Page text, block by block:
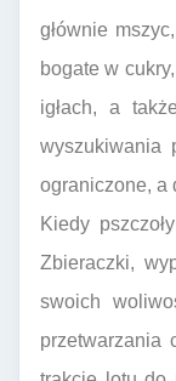
głównie
bogate w
igłach, a
wyszukiwania
ograniczone, a
Kiedy
Zbieraczki,
swoich
przetwarzania